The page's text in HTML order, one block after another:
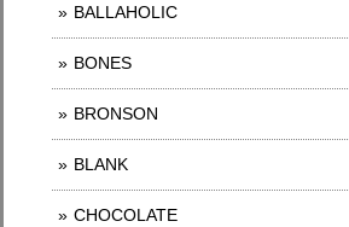
BALLAHOLIC
BONES
BRONSON
BLANK
CHOCOLATE